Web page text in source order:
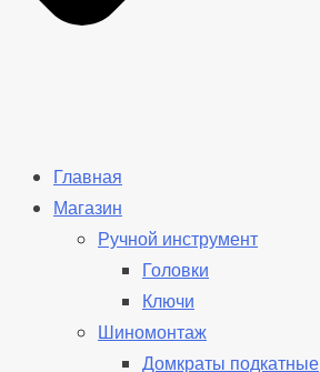
Главная
Магазин
Ручной инструмент
Головки
Ключи
Шиномонтаж
Домкраты подкатные